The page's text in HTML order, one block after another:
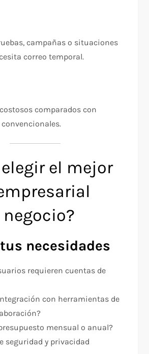
campañas o situaciones
correo temporal.
comparados con
el mejor
necesidades
requieren cuentas de
con herramientas de
mensual o anual?
seguridad y privacidad